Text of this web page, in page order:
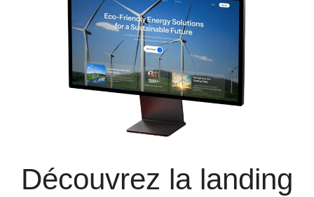
Découvrez la landing